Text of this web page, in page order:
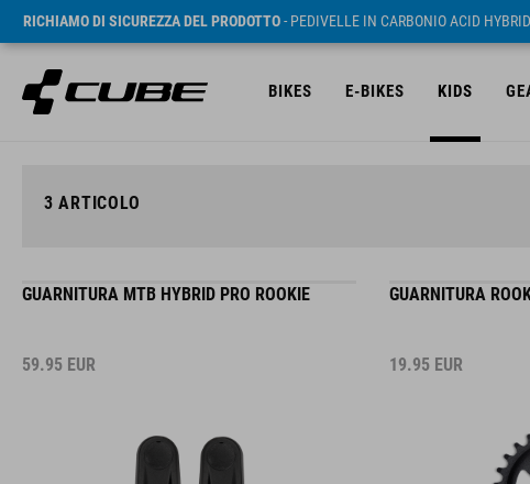
RICHIAMO DI SICUREZZA DEL PRODOTTO- PEDIVELLE IN CARBONIO ACID
BIKES E-BIKES KIDS
3 ARTICOLO
GUARNITURA MTB HYBRID PRO ROOKIE
59.95 EUR
GUARNITURA
19.95 EUR